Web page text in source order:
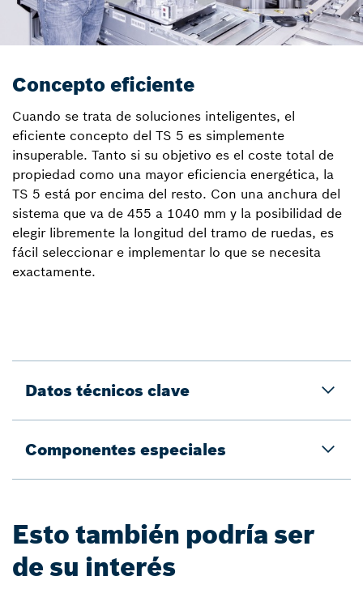
Concepto eficiente
Cuando se trata de soluciones inteligentes, el
eficiente concepto del TS 5 es simplemente
insuperable. Tanto si su objetivo es el coste total de
propiedad como una mayor eficiencia energética, la
TS 5 está por encima del resto. Con una anchura del
sistema que va de 455 a 1040 mm y la posibilidad de
elegir libremente la longitud del tramo de ruedas, es
fácil seleccionar e implementar lo que se necesita
exactamente.
Datos técnicos clave
Componentes especiales
Esto también podría ser
de su interés